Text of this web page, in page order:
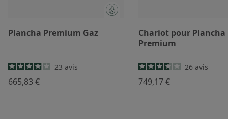
Plancha Premium Gaz
23 avis
665,83 €
Chariot pour Plancha
Premium
26 avis
749,17 €